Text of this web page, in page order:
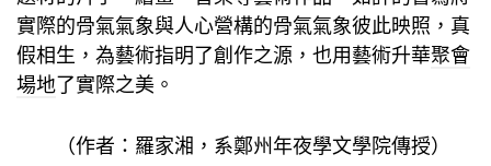
實際的骨氣氣象與人心營構的骨氣氣象彼此映照，真
假相生，為藝術指明了創作之源，也用藝術升華聚會
場地了實際之美。
（作者：羅家湘，系鄭州年夜學文學院傳授）